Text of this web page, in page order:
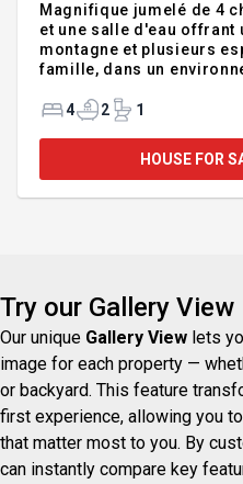
Magnifique jumelé de 4
et une salle d'eau offrant
montagne et plusieurs
famille, dans un
les activités de plein air
Simard, élégant bar à
foyer au bois pour des
4 2 1
HOUSE FOR
Try our Gallery View
Our unique Gallery View lets
image for each property —
or backyard. This feature
first experience, allowing you
that matter most to you. By
can instantly compare key